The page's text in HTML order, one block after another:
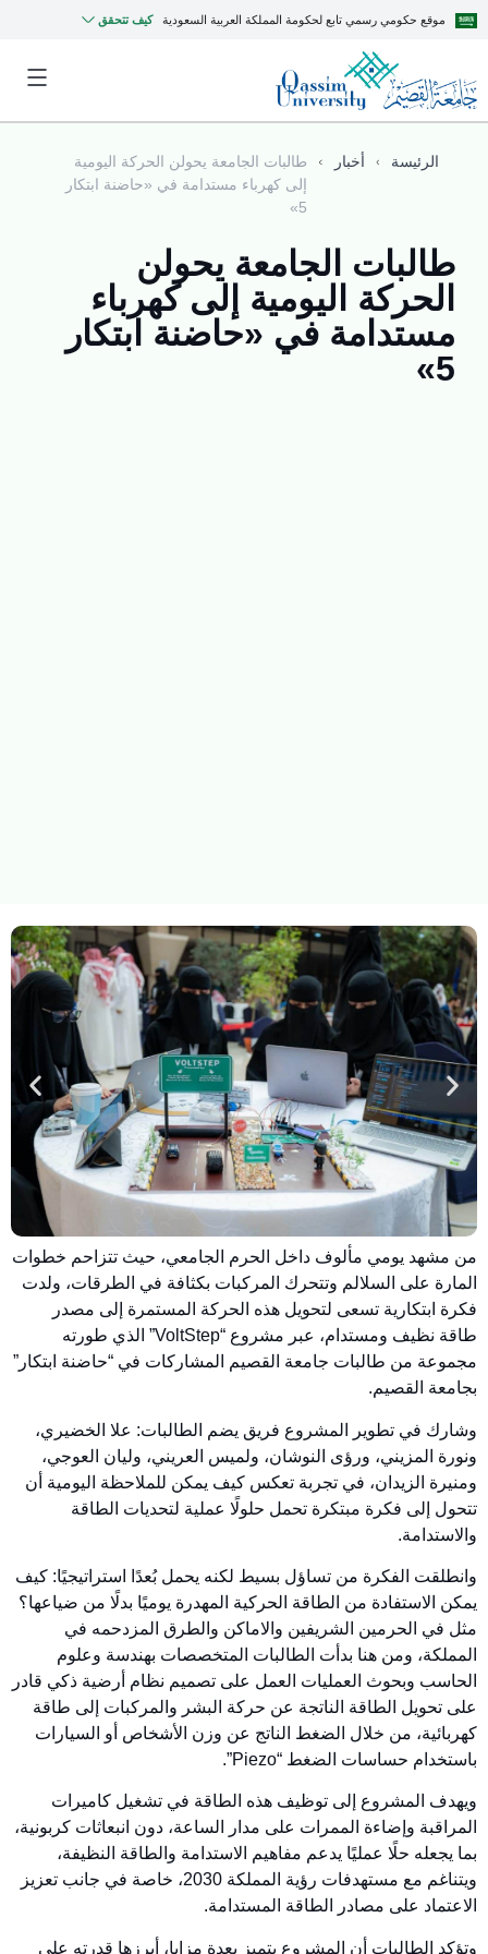
موقع حكومي رسمي تابع لحكومة المملكة العربية السعودية كيف تتحقق
الرئيسة أخبار
طالبات الجامعة يحولن الحركة اليومية
إلى كهرباء مستدامة في «حاضنة ابتكار
5»
طالبات الجامعة يحولن
الحركة اليومية إلى كهرباء
مستدامة في «حاضنة ابتكار
5»
من مشهد يومي مألوف داخل الحرم الجامعي، حيث تتزاحم خطوات
المارة على السلالم وتتحرك المركبات بكثافة في الطرقات، ولدت
فكرة ابتكارية تسعى لتحويل هذه الحركة المستمرة إلى مصدر
طاقة نظيف ومستدام، عبر مشروع “VoltStep” الذي طورته
مجموعة من طالبات جامعة القصيم المشاركات في “حاضنة ابتكار”
بجامعة القصيم.
وشارك في تطوير المشروع فريق يضم الطالبات: علا الخضيري،
ونورة المزيني، ورؤى النوشان، ولميس العريني، وليان العوجي،
ومنيرة الزيدان، في تجربة تعكس كيف يمكن للملاحظة اليومية أن
تتحول إلى فكرة مبتكرة تحمل حلولًا عملية لتحديات الطاقة
والاستدامة.
وانطلقت الفكرة من تساؤل بسيط لكنه يحمل بُعدًا استراتيجيًا: كيف
يمكن الاستفادة من الطاقة الحركية المهدرة يوميًا بدلًا من ضياعها؟
مثل في الحرمين الشريفين والاماكن والطرق المزدحمه في
المملكة، ومن هنا بدأت الطالبات المتخصصات بهندسة وعلوم
الحاسب وبحوث العمليات العمل على تصميم نظام أرضية ذكي قادر
على تحويل الطاقة الناتجة عن حركة البشر والمركبات إلى طاقة
كهربائية، من خلال الضغط الناتج عن وزن الأشخاص أو السيارات
باستخدام حساسات الضغط “Piezo”.
ويهدف المشروع إلى توظيف هذه الطاقة في تشغيل كاميرات
المراقبة وإضاءة الممرات على مدار الساعة، دون انبعاثات كربونية،
بما يجعله حلًا عمليًا يدعم مفاهيم الاستدامة والطاقة النظيفة،
ويتناغم مع مستهدفات رؤية المملكة 2030، خاصة في جانب تعزيز
الاعتماد على مصادر الطاقة المستدامة.
وتؤكد الطالبات أن المشروع يتميز بعدة مزايا، أبرزها قدرته على